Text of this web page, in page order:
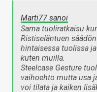
Marti77 sanoi
Sama tuoliratkaisu
Ristiseläntuen
hintaisessa tuolissa
kuten muilla.
Steelcase Gesture
vaihoehto mutta usa
voi tilata ja kaiken